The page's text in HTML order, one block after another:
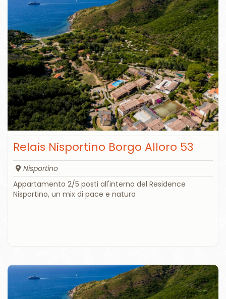
Relais Nisportino Borgo Alloro 53
Nisportino
Appartamento 2/5 posti all'interno del Residence
Nisportino, un mix di pace e natura